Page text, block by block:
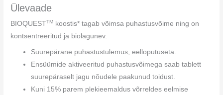
Ülevaade
BIOQUESTTM koostis* tagab võimsa puhastusvõime ning on
kontsentreeritud ja biolagunev.
Suurepärane puhastustulemus, eelloputuseta.
Ensüümide aktiveeritud puhastusvõimega saab tablett
suurepäraselt jagu nõudele paakunud toidust.
Kuni 15% parem plekieemaldus võrreldes eelmise